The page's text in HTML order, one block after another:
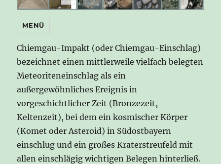
MENÜ
Chiemgau-Impakt (oder Chiemgau-Einschlag)
bezeichnet einen mittlerweile vielfach belegten
Meteoriteneinschlag als ein
außergewöhnliches Ereignis in
vorgeschichtlicher Zeit (Bronzezeit,
Keltenzeit), bei dem ein kosmischer Körper
(Komet oder Asteroid) in Südostbayern
einschlug und ein großes Kraterstreufeld mit
allen einschlägig wichtigen Belegen hinterließ.